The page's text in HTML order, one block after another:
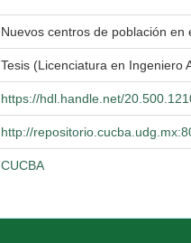
Nuevos centros de población
Tesis (Licenciatura en Ingeniero
https://hdl.handle.net/
http://
CUCBA